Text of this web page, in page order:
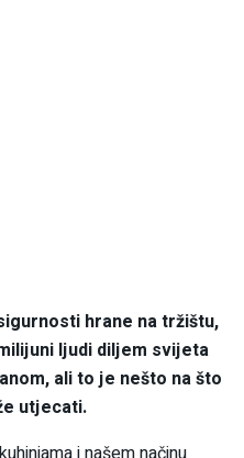
hrane na tržištu,
ljudi diljem svijeta
ali to je nešto na što
utjecati.